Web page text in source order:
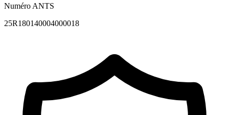
Numéro ANTS
25R180140004000018